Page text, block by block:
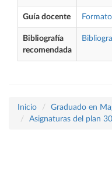
Guía docente
Bibliografía
recomendada
Inicio
Graduado en
Asignaturas del plan